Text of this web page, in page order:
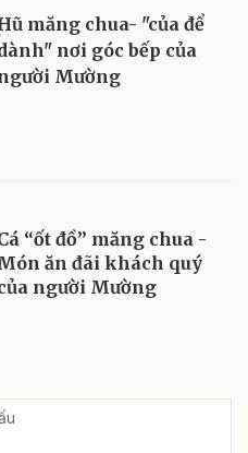
măng chua- "của để
nơi góc bếp của
Mường
“ốt đồ” măng chua -
Món ăn đãi khách quý
người Mường